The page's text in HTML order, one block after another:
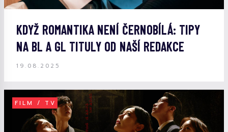
KDYŽ ROMANTIKA NENÍ ČERNOBÍLÁ: TIPY
NA BL A GL TITULY OD NAŠÍ REDAKCE
19.08.2025
FILM / TV